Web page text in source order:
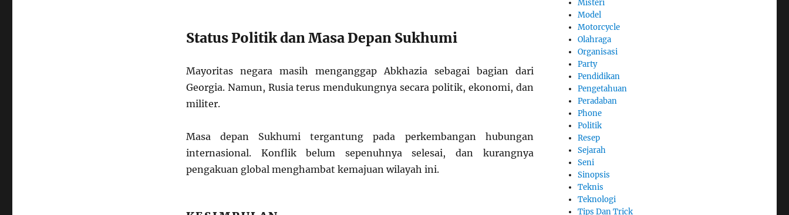
Status Politik dan Masa Depan Sukhumi
Mayoritas negara masih menganggap Abkhazia sebagai bagian dari
Georgia. Namun, Rusia terus mendukungnya secara politik, ekonomi, dan
militer.
Masa depan Sukhumi tergantung pada perkembangan hubungan
internasional. Konflik belum sepenuhnya selesai, dan kurangnya
pengakuan global menghambat kemajuan wilayah ini.
Misteri
Model
Motorcycle
Olahraga
Organisasi
Party
Pendidikan
Pengetahuan
Peradaban
Phone
Politik
Resep
Sejarah
Seni
Sinopsis
Teknis
Teknologi
Tips Dan Trick